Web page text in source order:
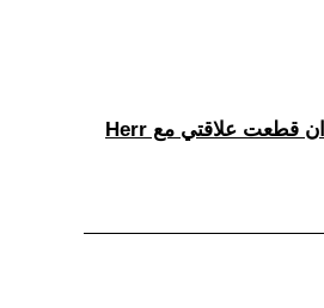
(18) الهامش الأخير بعد ان قطعت علاقتي مع Herr